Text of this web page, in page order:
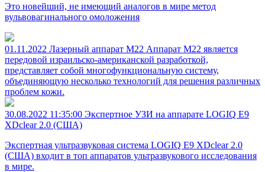
Это новейший, не имеющий аналогов в мире метод
вульвовагинального омоложения
01.11.2022 Лазерный аппарат М22 Аппарат M22 является
передовой израильско-американской разработкой,
представляет собой многофункциональную систему,
объединяющую несколько технологий для решения различных
проблем кожи.
30.08.2022 11:35:00 Экспертное УЗИ на аппарате LOGIQ E9
XDclear 2.0 (США)
Экспертная ультразвуковая система LOGIQ E9 XDclear 2.0
(США) входит в топ аппаратов ультразвукового исследования
в мире.